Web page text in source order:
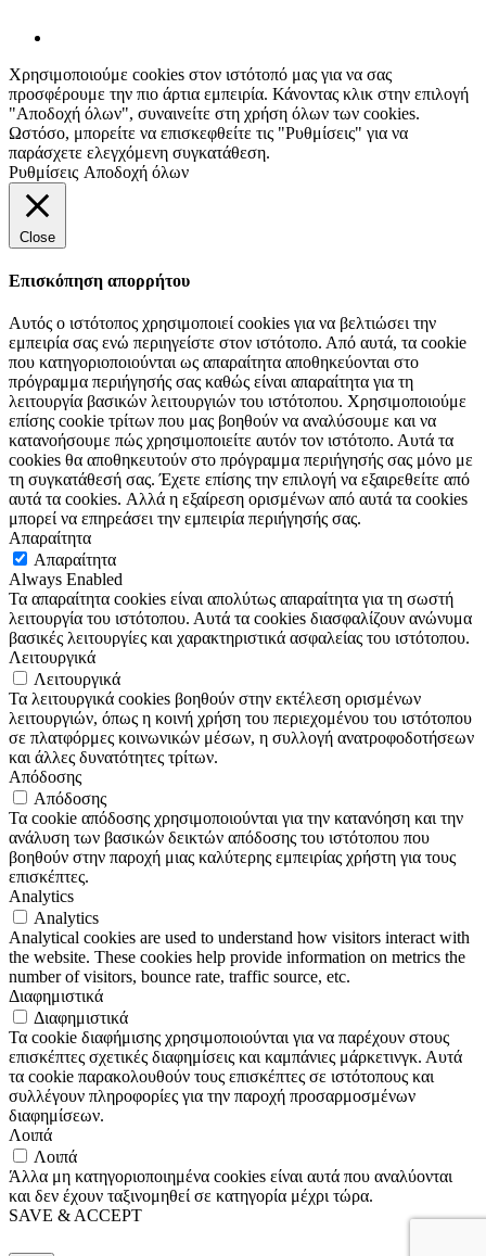
Χρησιμοποιούμε cookies στον ιστότοπό μας για να σας
προσφέρουμε την πιο άρτια εμπειρία. Κάνοντας κλικ στην επιλογή
"Αποδοχή όλων", συναινείτε στη χρήση όλων των cookies.
Ωστόσο, μπορείτε να επισκεφθείτε τις "Ρυθμίσεις" για να
παράσχετε ελεγχόμενη συγκατάθεση.
Ρυθμίσεις Αποδοχή όλων
Close
Επισκόπηση απορρήτου
Αυτός ο ιστότοπος χρησιμοποιεί cookies για να βελτιώσει την
εμπειρία σας ενώ περιηγείστε στον ιστότοπο. Από αυτά, τα cookie
που κατηγοριοποιούνται ως απαραίτητα αποθηκεύονται στο
πρόγραμμα περιήγησής σας καθώς είναι απαραίτητα για τη
λειτουργία βασικών λειτουργιών του ιστότοπου. Χρησιμοποιούμε
επίσης cookie τρίτων που μας βοηθούν να αναλύσουμε και να
κατανοήσουμε πώς χρησιμοποιείτε αυτόν τον ιστότοπο. Αυτά τα
cookies θα αποθηκευτούν στο πρόγραμμα περιήγησής σας μόνο με
τη συγκατάθεσή σας. Έχετε επίσης την επιλογή να εξαιρεθείτε από
αυτά τα cookies. Αλλά η εξαίρεση ορισμένων από αυτά τα cookies
μπορεί να επηρεάσει την εμπειρία περιήγησής σας.
Απαραίτητα
Απαραίτητα
Always Enabled
Τα απαραίτητα cookies είναι απολύτως απαραίτητα για τη σωστή
λειτουργία του ιστότοπου. Αυτά τα cookies διασφαλίζουν ανώνυμα
βασικές λειτουργίες και χαρακτηριστικά ασφαλείας του ιστότοπου.
Λειτουργικά
Λειτουργικά
Τα λειτουργικά cookies βοηθούν στην εκτέλεση ορισμένων
λειτουργιών, όπως η κοινή χρήση του περιεχομένου του ιστότοπου
σε πλατφόρμες κοινωνικών μέσων, η συλλογή ανατροφοδοτήσεων
και άλλες δυνατότητες τρίτων.
Απόδοσης
Απόδοσης
Τα cookie απόδοσης χρησιμοποιούνται για την κατανόηση και την
ανάλυση των βασικών δεικτών απόδοσης του ιστότοπου που
βοηθούν στην παροχή μιας καλύτερης εμπειρίας χρήστη για τους
επισκέπτες.
Analytics
Analytics
Analytical cookies are used to understand how visitors interact with
the website. These cookies help provide information on metrics the
number of visitors, bounce rate, traffic source, etc.
Διαφημιστικά
Διαφημιστικά
Τα cookie διαφήμισης χρησιμοποιούνται για να παρέχουν στους
επισκέπτες σχετικές διαφημίσεις και καμπάνιες μάρκετινγκ. Αυτά
τα cookie παρακολουθούν τους επισκέπτες σε ιστότοπους και
συλλέγουν πληροφορίες για την παροχή προσαρμοσμένων
διαφημίσεων.
Λοιπά
Λοιπά
Άλλα μη κατηγοριοποιημένα cookies είναι αυτά που αναλύονται
και δεν έχουν ταξινομηθεί σε κατηγορία μέχρι τώρα.
SAVE & ACCEPT